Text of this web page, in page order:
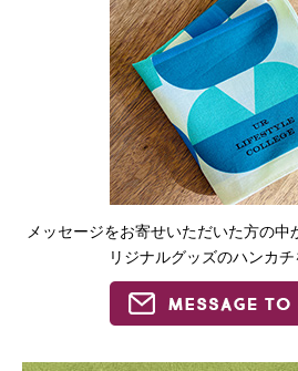
メッセージをお寄せいただいた方の
リジナルグッズのハンカ